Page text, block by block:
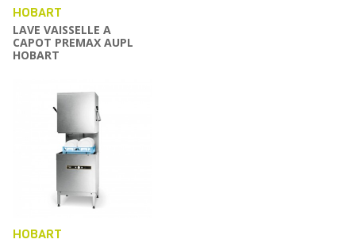
HOBART
LAVE VAISSELLE A
CAPOT PREMAX AUPL
HOBART
HOBART